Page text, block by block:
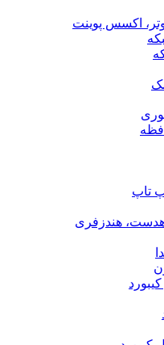
اکسس پوینت
تاپ
هندزفری